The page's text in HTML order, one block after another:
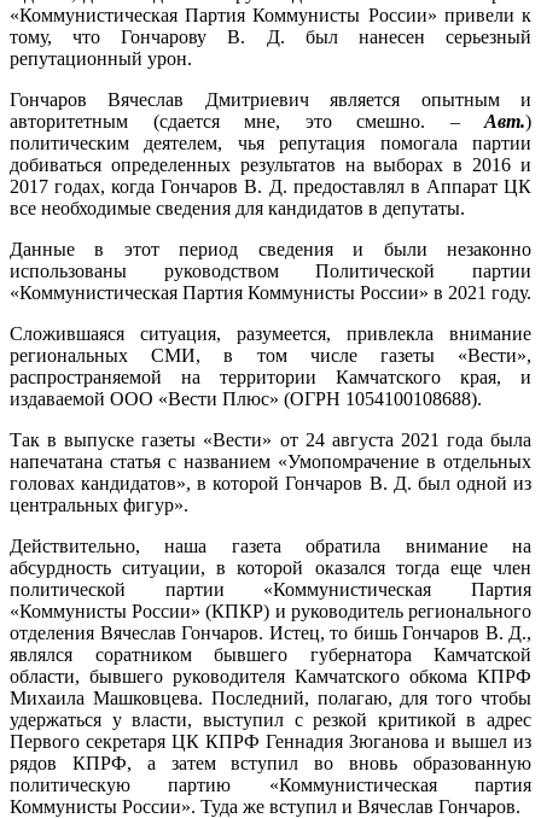
«Коммунистическая Партия Коммунисты России» привели к
тому, что Гончарову В. Д. был нанесен серьезный
репутационный урон.
Гончаров Вячеслав Дмитриевич является опытным и
авторитетным (сдается мне, это смешно. – Авт.)
политическим деятелем, чья репутация помогала партии
добиваться определенных результатов на выборах в 2016 и
2017 годах, когда Гончаров В. Д. предоставлял в Аппарат ЦК
все необходимые сведения для кандидатов в депутаты.
Данные в этот период сведения и были незаконно
использованы руководством Политической партии
«Коммунистическая Партия Коммунисты России» в 2021 году.
Сложившаяся ситуация, разумеется, привлекла внимание
региональных СМИ, в том числе газеты «Вести»,
распространяемой на территории Камчатского края, и
издаваемой ООО «Вести Плюс» (ОГРН 1054100108688).
Так в выпуске газеты «Вести» от 24 августа 2021 года была
напечатана статья с названием «Умопомрачение в отдельных
головах кандидатов», в которой Гончаров В. Д. был одной из
центральных фигур».
Действительно, наша газета обратила внимание на
абсурдность ситуации, в которой оказался тогда еще член
политической партии «Коммунистическая Партия
«Коммунисты России» (КПКР) и руководитель регионального
отделения Вячеслав Гончаров. Истец, то бишь Гончаров В. Д.,
являлся соратником бывшего губернатора Камчатской
области, бывшего руководителя Камчатского обкома КПРФ
Михаила Машковцева. Последний, полагаю, для того чтобы
удержаться у власти, выступил с резкой критикой в адрес
Первого секретаря ЦК КПРФ Геннадия Зюганова и вышел из
рядов КПРФ, а затем вступил во вновь образованную
политическую партию «Коммунистическая партия
Коммунисты России». Туда же вступил и Вячеслав Гончаров.